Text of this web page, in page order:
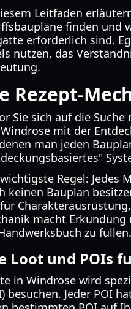
Leitfaden
finden und
erforderlich sind.
nutzen, das
Rezept-
Sie sich auf die Suche
mit der
man jeden
Regel: Jedes
keinen Bauplan
macht
zu füllen.
Loot und POIs
in Windrose wird
besuchen. Jeder POI